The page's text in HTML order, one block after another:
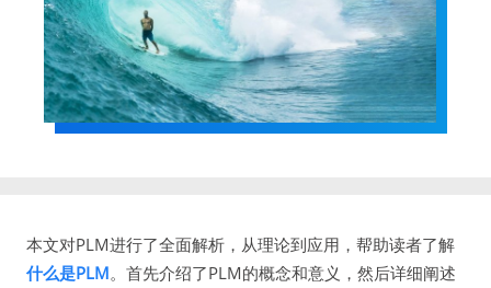
本文对PLM进行了全面解析，从理论到应用，帮助读者了解
什么是PLM。首先介绍了PLM的概念和意义，然后详细阐述